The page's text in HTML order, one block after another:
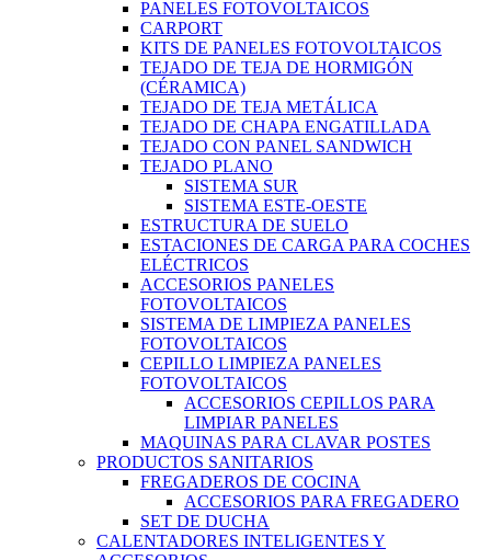
PANELES FOTOVOLTAICOS
CARPORT
KITS DE PANELES FOTOVOLTAICOS
TEJADO DE TEJA DE HORMIGÓN
(CÉRAMICA)
TEJADO DE TEJA METÁLICA
TEJADO DE CHAPA ENGATILLADA
TEJADO CON PANEL SANDWICH
TEJADO PLANO
SISTEMA SUR
SISTEMA ESTE-OESTE
ESTRUCTURA DE SUELO
ESTACIONES DE CARGA PARA COCHES
ELÉCTRICOS
ACCESORIOS PANELES
FOTOVOLTAICOS
SISTEMA DE LIMPIEZA PANELES
FOTOVOLTAICOS
CEPILLO LIMPIEZA PANELES
FOTOVOLTAICOS
ACCESORIOS CEPILLOS PARA
LIMPIAR PANELES
MAQUINAS PARA CLAVAR POSTES
PRODUCTOS SANITARIOS
FREGADEROS DE COCINA
ACCESORIOS PARA FREGADERO
SET DE DUCHA
CALENTADORES INTELIGENTES Y